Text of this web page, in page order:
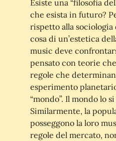
Esiste una “filosofia
che esista in futuro?
rispetto alla sociologia
cosa di un’estetica
music deve
pensato con teorie
regole che
esperimento
“mondo”. Il mondo lo
Similarmente, la
posseggono la loro
regole del mercato,